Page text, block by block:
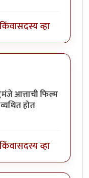
किंवासदस्य व्हा
आत्ताची फिल्म
होत
किंवासदस्य व्हा